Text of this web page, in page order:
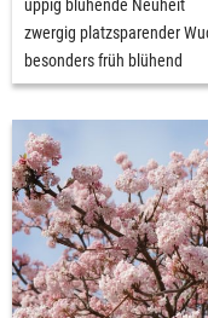
üppig blühende Neuheit
zwergig platzsparender
besonders früh blühend